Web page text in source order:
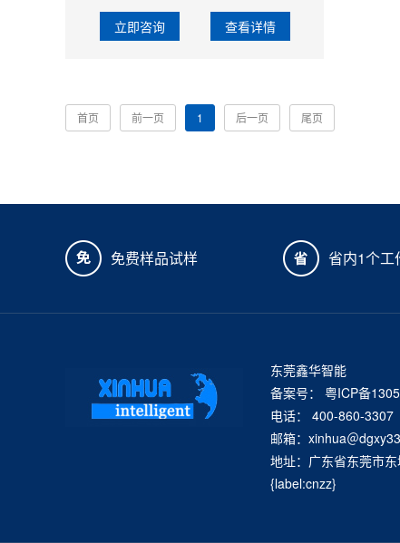
立即咨询 查看详情
首页 前一页 1 后一页 尾页
免费样品试样 省内1个工
东莞鑫华智能
备案号： 粤ICP备
电话： 400-860-3307
邮箱：xinhua＠
地址：广东省东莞市
{label:cnzz}